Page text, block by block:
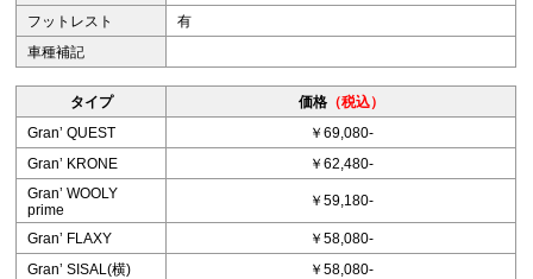
フットレスト
有
車種補記
タイプ 価格（税込）
Granʼ QUEST
￥69,080-
Granʼ KRONE
￥62,480-
Granʼ WOOLY
prime
￥59,180-
Granʼ FLAXY
￥58,080-
Granʼ SISAL(横)
￥58,080-